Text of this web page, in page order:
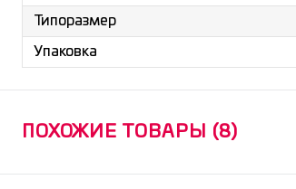
Типоразмер
Упаковка
ПОХОЖИЕ ТОВАРЫ (8)